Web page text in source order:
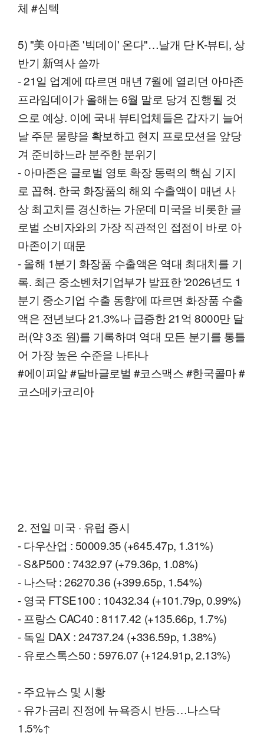
체 #심텍
5) "美 아마존 '빅데이' 온다"…날개 단 K-뷰티, 상
반기 新역사 쓸까
- 21일 업계에 따르면 매년 7월에 열리던 아마존
프라임데이가 올해는 6월 말로 당겨 진행될 것
으로 예상. 이에 국내 뷰티업체들은 갑자기 늘어
날 주문 물량을 확보하고 현지 프로모션을 앞당
겨 준비하느라 분주한 분위기
- 아마존은 글로벌 영토 확장 동력의 핵심 기지
로 꼽혀. 한국 화장품의 해외 수출액이 매년 사
상 최고치를 경신하는 가운데 미국을 비롯한 글
로벌 소비자와의 가장 직관적인 접점이 바로 아
마존이기 때문
- 올해 1분기 화장품 수출액은 역대 최대치를 기
록. 최근 중소벤처기업부가 발표한 '2026년도 1
분기 중소기업 수출 동향'에 따르면 화장품 수출
액은 전년보다 21.3%나 급증한 21억 8000만 달
러(약 3조 원)를 기록하며 역대 모든 분기를 통틀
어 가장 높은 수준을 나타나
#에이피알 #달바글로벌 #코스맥스 #한국콜마 #
코스메카코리아
2. 전일 미국 · 유럽 증시
- 다우산업 : 50009.35 (+645.47p, 1.31%)
- S&P500 : 7432.97 (+79.36p, 1.08%)
- 나스닥 : 26270.36 (+399.65p, 1.54%)
- 영국 FTSE100 : 10432.34 (+101.79p, 0.99%)
- 프랑스 CAC40 : 8117.42 (+135.66p, 1.7%)
- 독일 DAX : 24737.24 (+336.59p, 1.38%)
- 유로스톡스50 : 5976.07 (+124.91p, 2.13%)
- 주요뉴스 및 시황
- 유가·금리 진정에 뉴욕증시 반등…나스닥
1.5%↑